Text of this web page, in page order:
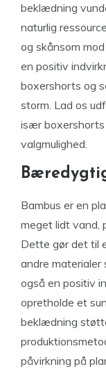
beklædning
naturlig
og skånsom
en positiv
boxershorts og
storm. Lad os
især boxershorts
valgmulighed.
Bambus er en
meget lidt vand,
Dette gør det til
andre materialer
også en positiv
opretholde et
beklædning
påvirkning på